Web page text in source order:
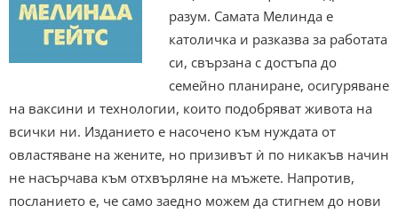
разум. Самата Мелинда е
католичка и разказва за работата
си, свързана с достъпа до
семейно планиране, осигуряване
на ваксини и технологии, които подобряват живота на
всички ни. Изданието е насочено към нуждата от
овластяване на жените, но призивът ѝ по никакъв начин
не насърчава към отхвърляне на мъжете. Напротив,
посланието е, че само заедно можем да стигнем до нови